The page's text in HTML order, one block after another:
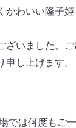
かわいい隆子
ざいました。ご
申し上げます。
では何度もご